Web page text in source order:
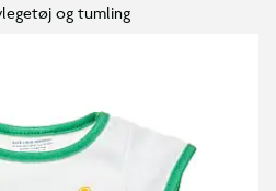
og tumling